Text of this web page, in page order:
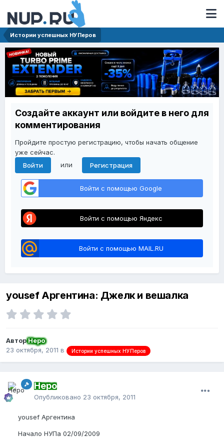
Истории успешных НУПеров
Создайте аккаунт или войдите в него для
комментирования
Пройдите простую регистрацию, чтобы начать общение
уже сейчас.
Войти
или Регистрация
Войти с помощью Google
Войти с помощью Яндекс
Войти с помощью MAIL.RU
yousef Аргентина: Джелк и вешалка
АвторНеро
23 октября, 2011 в Истории успешных НУПеров
Неро
Опубликовано 23 октября, 2011
yousef Аргентина
Начало НУПа 02/09/2009